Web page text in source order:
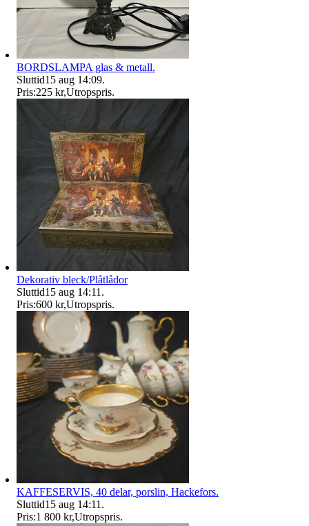
BORDSLAMPA glas & metall.
Sluttid15 aug 14:09.
Pris:225 kr,Utropspris.
Dekorativ bleck/Plåtlådor
Sluttid15 aug 14:11 .
Pris:600 kr,Utropspris.
KAFFESERVIS, 40 delar, porslin, Hackefors.
Sluttid15 aug 14:11 .
Pris:1 800 kr,Utropspris.